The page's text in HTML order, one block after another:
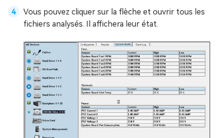
Vous pouvez cliquer sur la flèche et ouvrir tous les
fichiers analysés. Il affichera leur état.